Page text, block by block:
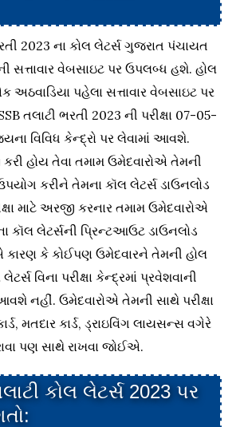
2023 ના કોલ લેટર્સ ગુજરાત પંચાયત
સત્તાવાર વેબસાઇટ પર ઉપલબ્ધ હશે. હોલ
અઠવાડિયા પહેલા સત્તાવાર વેબસાઇટ પર
તલાટી ભરતી 2023 ની પરીક્ષા 07-05-
વિવિધ કેન્દ્રો પર લેવામાં આવશે.
કરી હોય તેવા તમામ ઉમેદવારોએ તેમની
કરીને તેમના કૉલ લેટર્સ ડાઉનલોડ
માટે અરજી કરનાર તમામ ઉમેદવારોએ
કૉલ લેટર્સની પ્રિન્ટઆઉટ ડાઉનલોડ
કે કોઈપણ ઉમેદવારને તેમની હોલ
વિના પરીક્ષા કેન્દ્રમાં પ્રવેશવાની
નહીં. ઉમેદવારોએ તેમની સાથે પરીક્ષા
મતદાર કાર્ડ, ડ્રાઇવિંગ લાયસન્સ વગેરે
પણ સાથે રાખવા જોઈએ.
કોલ લેટર્સ 2023 પર